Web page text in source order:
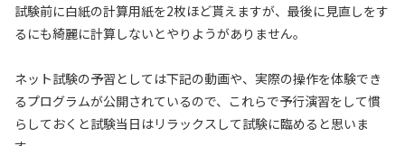
試験前に白紙の計算用紙を2枚ほど貰えますが、最後に見直しをす
るにも綺麗に計算しないとやりようがありません。
ネット試験の予習としては下記の動画や、実際の操作を体験でき
るプログラムが公開されているので、これらで予行演習をして慣
らしておくと試験当日はリラックスして試験に臨めると思いま